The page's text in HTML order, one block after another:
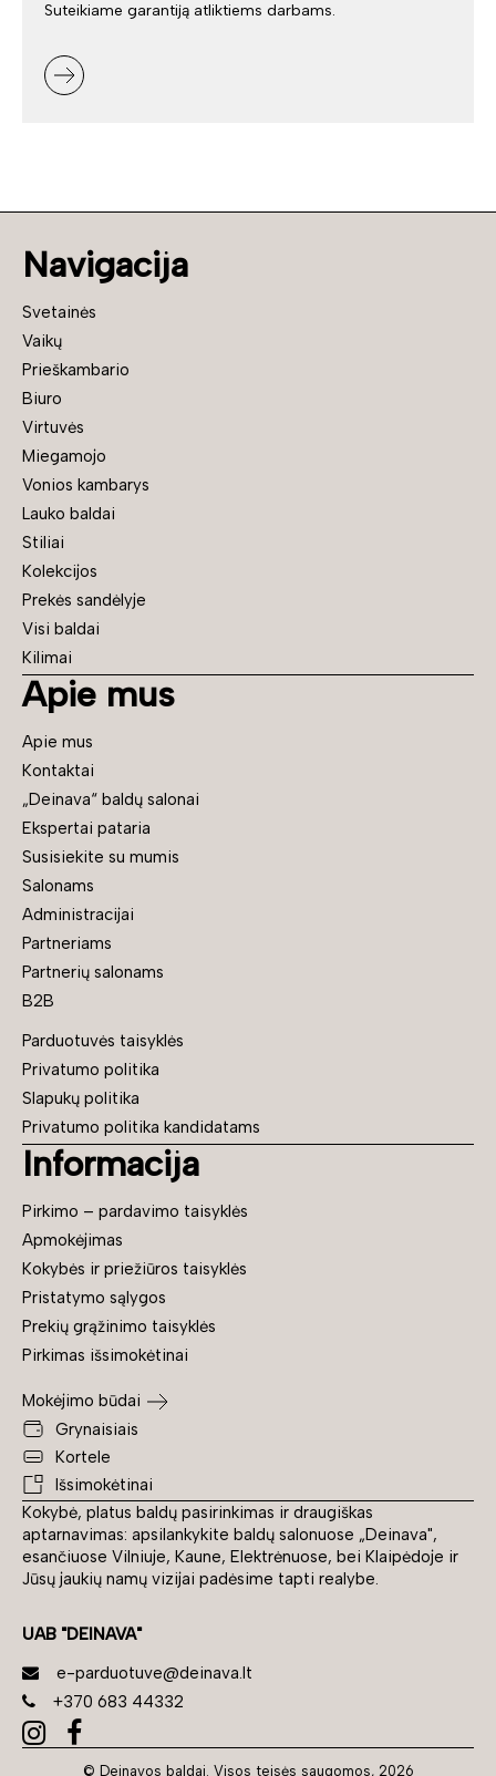
Suteikiame garantiją atliktiems darbams.
Kokybė, platus baldų pasirinkimas ir draugiškas
aptarnavimas: apsilankykite baldų salonuose „Deinava",
esančiuose Vilniuje, Kaune, Elektrėnuose, bei Klaipėdoje ir
Jūsų jaukių namų vizijai padėsime tapti realybe.
UAB "DEINAVA"
e-parduotuve@deinava.lt
+370 683 44332
Navigacija
Svetainės
Vaikų
Prieškambario
Biuro
Virtuvės
Miegamojo
Vonios kambarys
Lauko baldai
Stiliai
Kolekcijos
Prekės sandėlyje
Visi baldai
Kilimai
Apie mus
Apie mus
Kontaktai
„Deinava“ baldų salonai
Ekspertai pataria
Susisiekite su mumis
Salonams
Administracijai
Partneriams
Partnerių salonams
B2B
Parduotuvės taisyklės
Privatumo politika
Slapukų politika
Privatumo politika kandidatams
Informacija
Pirkimo – pardavimo taisyklės
Apmokėjimas
Kokybės ir priežiūros taisyklės
Pristatymo sąlygos
Prekių grąžinimo taisyklės
Pirkimas išsimokėtinai
Mokėjimo būdai
Grynaisiais
Kortele
Išsimokėtinai
© Deinavos baldai. Visos teisės saugomos, 2026